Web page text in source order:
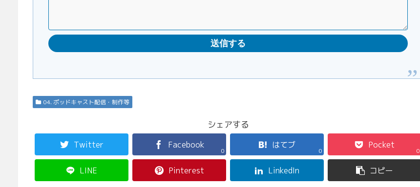
04. ポッドキャスト配信・制作等
シェアする
Twitter Facebook
0
はてブ
0
Pocket
0
LINE Pinterest LinkedIn コピー